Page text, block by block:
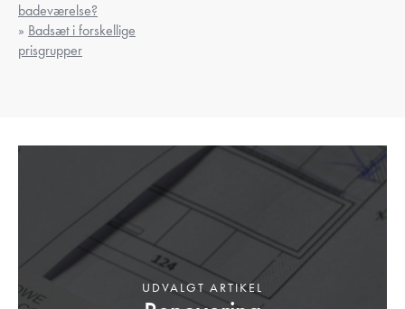
badeværelse?
» Badsæt i forskellige
prisgrupper
UDVALGT ARTIKEL